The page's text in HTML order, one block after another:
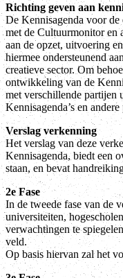
Richting geven aan
De Kennisagenda voor
met de Cultuurmonitor en
aan de opzet, uitvoering
hiermee ondersteunend
creatieve sector. Om
ontwikkeling van de
met verschillende partijen
Kennisagenda’s en
Verslag verkenning
Het verslag van deze
Kennisagenda, biedt een
staan, en bevat
2e Fase
In de tweede fase van de
universiteiten,
verwachtingen te
veld.
Op basis hiervan zal het